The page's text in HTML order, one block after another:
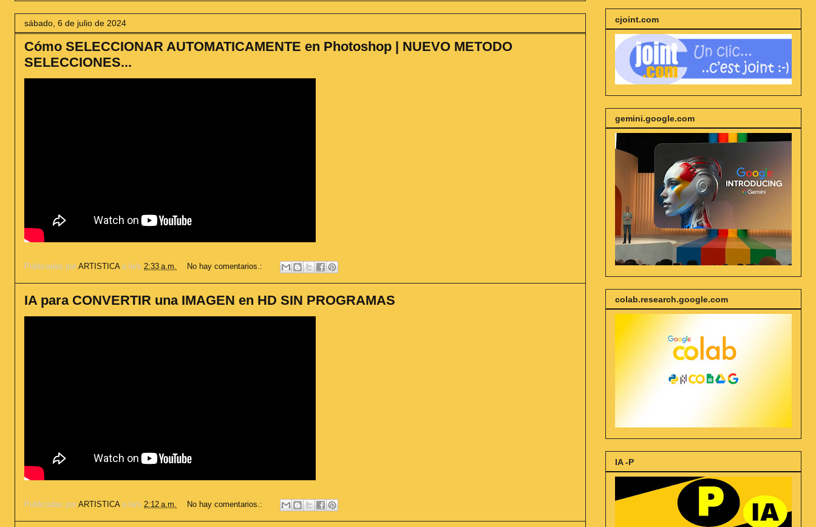
sábado, 6 de julio de 2024
Cómo SELECCIONAR AUTOMATICAMENTE en Photoshop | NUEVO METODO
SELECCIONES...
Publicadas por ARTISTICA a la/s 2:33 a.m. No hay comentarios.:
IA para CONVERTIR una IMAGEN en HD SIN PROGRAMAS
Publicadas por ARTISTICA a la/s 2:12 a.m. No hay comentarios.:
cjoint.com
gemini.google.com
colab.research.google.com
IA -P